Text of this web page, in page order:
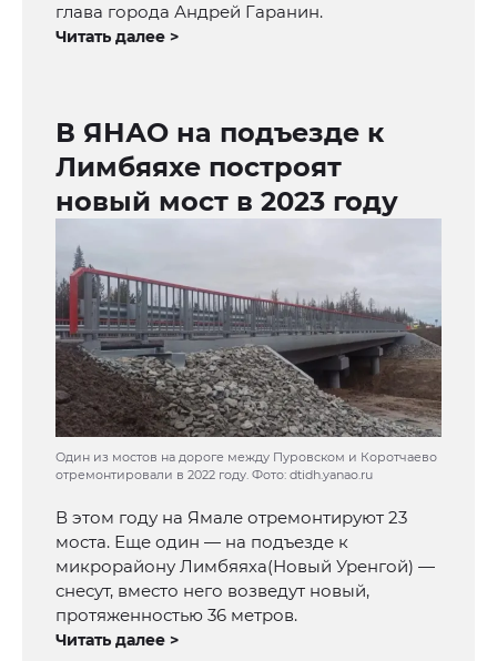
глава города Андрей Гаранин.
Читать далее >
В ЯНАО на подъезде к
Лимбяяхе построят
новый мост в 2023 году
Один из мостов на дороге между Пуровском и Коротчаево
отремонтировали в 2022 году. Фото: dtidh.yanao.ru
В этом году на Ямале отремонтируют 23
моста. Еще один — на подъезде к
микрорайону Лимбяяха(Новый Уренгой) —
снесут, вместо него возведут новый,
протяженностью 36 метров.
Читать далее >